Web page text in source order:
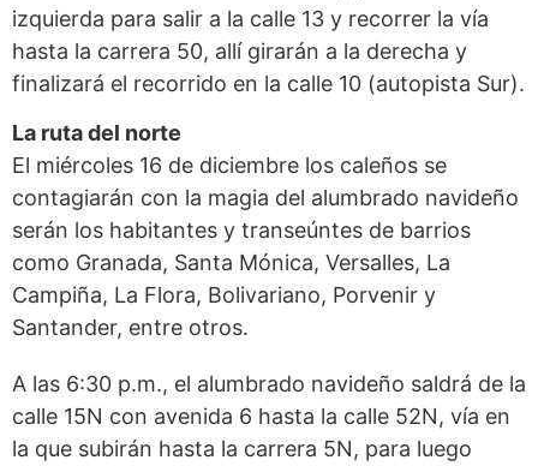
izquierda para salir a la calle 13 y recorrer la vía
hasta la carrera 50, allí girarán a la derecha y
finalizará el recorrido en la calle 10 (autopista Sur).
La ruta del norte
El miércoles 16 de diciembre los caleños se
contagiarán con la magia del alumbrado navideño
serán los habitantes y transeúntes de barrios
como Granada, Santa Mónica, Versalles, La
Campiña, La Flora, Bolivariano, Porvenir y
Santander, entre otros.
A las 6:30 p.m., el alumbrado navideño saldrá de la
calle 15N con avenida 6 hasta la calle 52N, vía en
la que subirán hasta la carrera 5N, para luego